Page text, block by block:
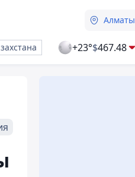
Алматы
+23°$467.48